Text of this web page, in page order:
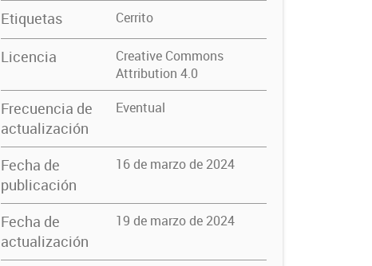
Etiquetas Cerrito
Licencia
Creative Commons
Attribution 4.0
Frecuencia de
actualización
Eventual
Fecha de
publicación
16 de marzo de 2024
Fecha de
actualización
19 de marzo de 2024